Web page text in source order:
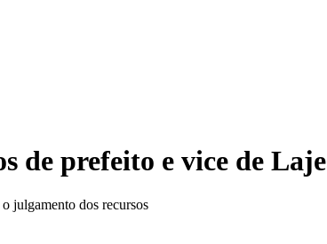
de prefeito e vice de
julgamento dos recursos